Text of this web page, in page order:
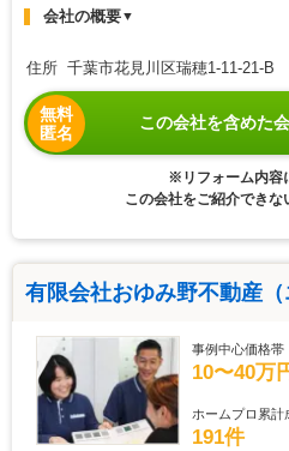
会社の概要▼
住所 千葉市花見川区瑞穂1-11-21-B
無料
匿名
この会社を含めた
※リフォーム内容
この会社をご紹介できな
有限会社おゆみ野不動産（
事例中心価格帯
10〜40万
ホームプロ累計
191件